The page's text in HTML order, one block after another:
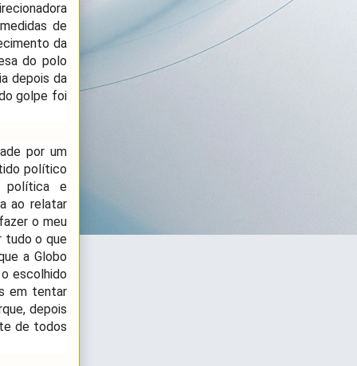
de
da
do polo
depois da
golpe foi
por um
político
política e
ao relatar
o meu
tudo o que
a Globo
escolhido
em tentar
depois
de todos